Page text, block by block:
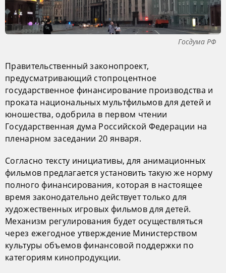
Госдума РФ
Правительственный законопроект,
предусматривающий стопроцентное
государственное финансирование производства и
проката национальных мультфильмов для детей и
юношества, одобрила в первом чтении
Государственная дума Российской Федерации на
пленарном заседании 20 января.
Согласно тексту инициативы, для анимационных
фильмов предлагается установить такую же норму
полного финансирования, которая в настоящее
время законодательно действует только для
художественных игровых фильмов для детей.
Механизм регулирования будет осуществляться
через ежегодное утверждение Министерством
культуры объемов финансовой поддержки по
категориям кинопродукции.